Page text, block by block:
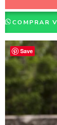
COMPRAR
Save